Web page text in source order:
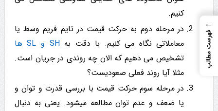
کنیم.
در مرحله دوم به حرکت قیمت در تایم فریم وسط یا
معاملاتی نگاه می کنیم. با دقت بهSH و SL ها
تشخیص می دهیم که الان چه روندی در جریان است.
مثلا آیا روند فعلی صعودیست؟
در مرحله سوم حرکت قیمت با بررسی قدرت و توان و
یا ضعف و عدم توان مطالعه میشود. یعنی به دنبال
←
فهرست مطالب